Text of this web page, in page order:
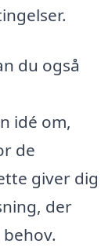
du også
idé om,
de
giver dig
der